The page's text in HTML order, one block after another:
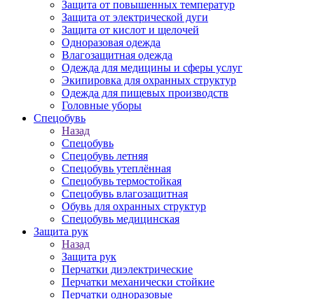
Защита от повышенных температур
Защита от электрической дуги
Защита от кислот и щелочей
Одноразовая одежда
Влагозащитная одежда
Одежда для медицины и сферы услуг
Экипировка для охранных структур
Одежда для пищевых производств
Головные уборы
Спецобувь
Назад
Спецобувь
Спецобувь летняя
Спецобувь утеплённая
Спецобувь термостойкая
Спецобувь влагозащитная
Обувь для охранных структур
Спецобувь медицинская
Защита рук
Назад
Защита рук
Перчатки диэлектрические
Перчатки механически стойкие
Перчатки одноразовые